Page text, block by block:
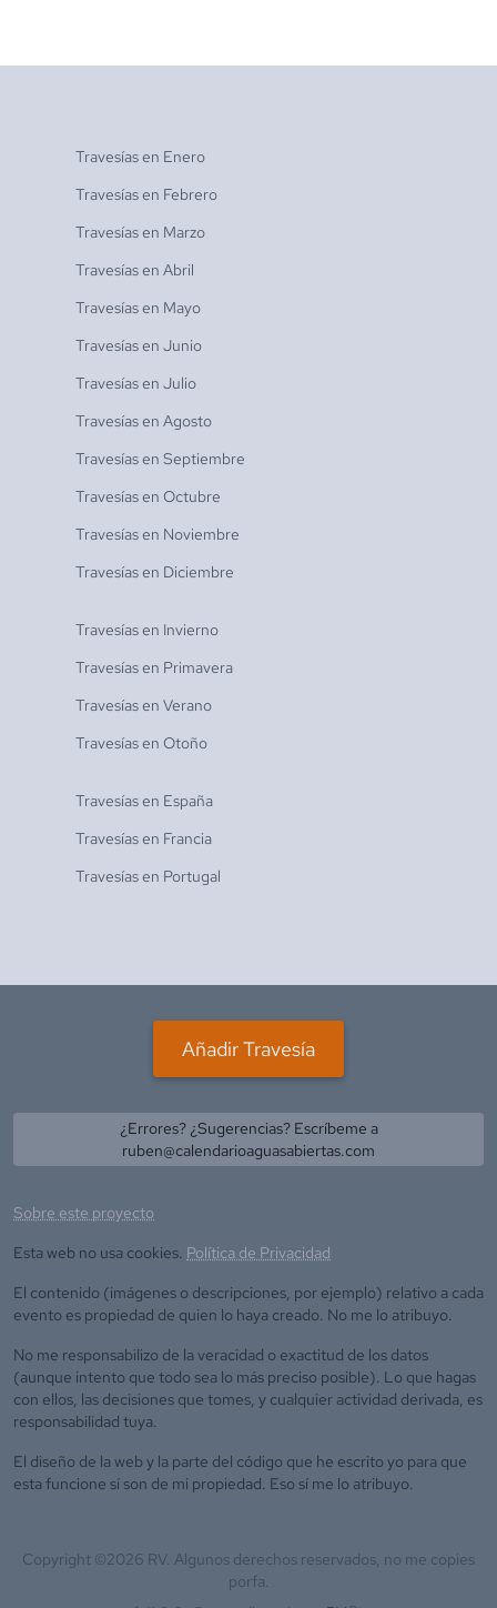
Travesías en Enero
Travesías en Febrero
Travesías en Marzo
Travesías en Abril
Travesías en Mayo
Travesías en Junio
Travesías en Julio
Travesías en Agosto
Travesías en Septiembre
Travesías en Octubre
Travesías en Noviembre
Travesías en Diciembre
Travesías en Invierno
Travesías en Primavera
Travesías en Verano
Travesías en Otoño
Travesías en España
Travesías en Francia
Travesías en Portugal
Añadir Travesía
¿Errores? ¿Sugerencias? Escríbeme a
ruben@calendarioaguasabiertas.com
Sobre este proyecto
Esta web no usa cookies. Política de Privacidad
El contenido (imágenes o descripciones, por ejemplo) relativo a cada
evento es propiedad de quien lo haya creado. No me lo atribuyo.
No me responsabilizo de la veracidad o exactitud de los datos
(aunque intento que todo sea lo más preciso posible). Lo que hagas
con ellos, las decisiones que tomes, y cualquier actividad derivada, es
responsabilidad tuya.
El diseño de la web y la parte del código que he escrito yo para que
esta funcione sí son de mi propiedad. Eso sí me lo atribuyo.
Copyright ©2026 RV. Algunos derechos reservados, no me copies
porfa.